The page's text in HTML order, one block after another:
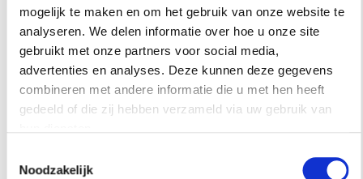
mogelijk te maken en om het gebruik van onze website te
analyseren. We delen informatie over hoe u onze site
gebruikt met onze partners voor social media,
advertenties en analyses. Deze kunnen deze gegevens
combineren met andere informatie die u met hen heeft
gedeeld of die zij hebben verzameld via uw gebruik van
Noodzakelijk
48 UUR IN SINGAPORE? DIT ZIJN DE
FAVORIETEN VAN ARCHITECT SABRINA
BIGNAMI
De stad waar architect Sabrina Bignami verliefd op
werd. Een hotel met een verrassend uitzicht staat op
haar lijst, net als de plekken die ze zelf telkens weer